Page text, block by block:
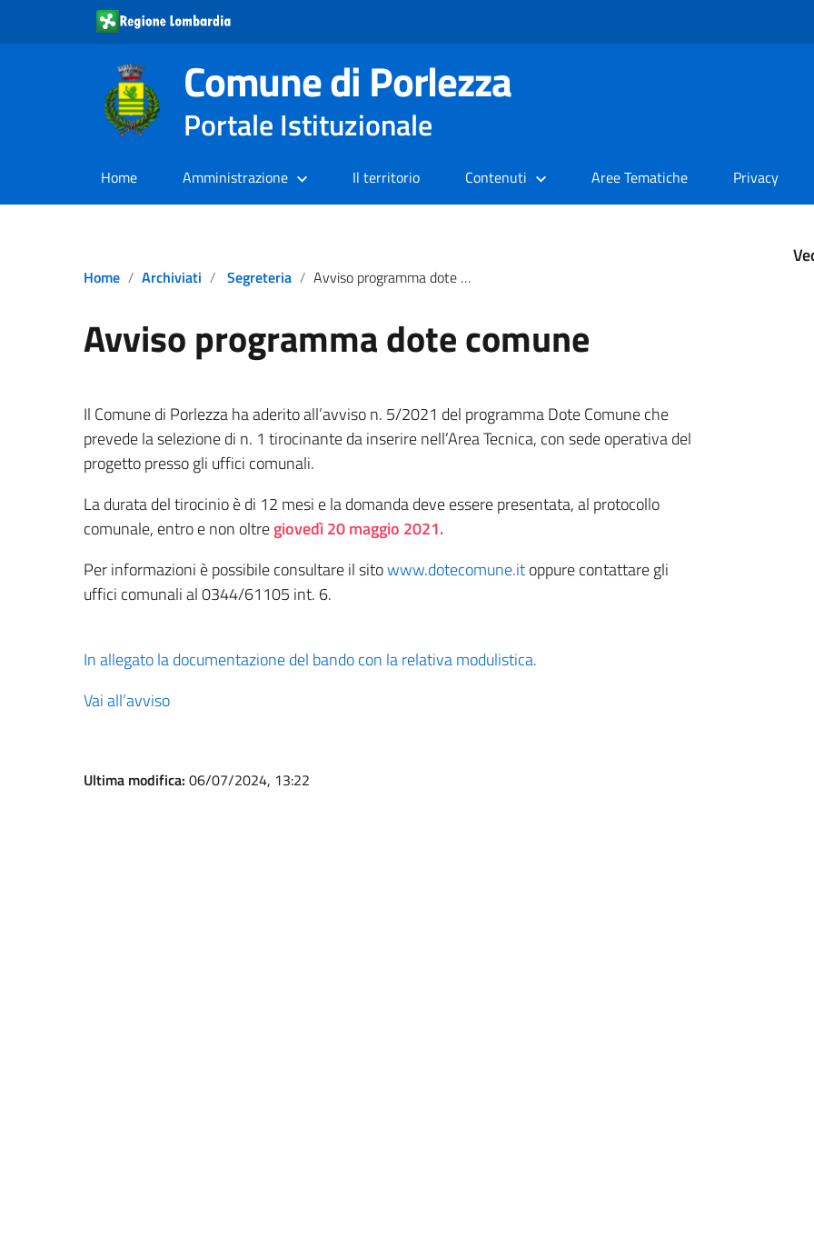
Comune di Porlezza
Portale Istituzionale
Home Amministrazione Il territorio Contenuti Aree Tematiche Privacy
Home Archiviati Segreteria Avviso programma dote comune
Avviso programma dote comune
Il Comune di Porlezza ha aderito all’avviso n. 5/2021 del programma Dote Comune che
prevede la selezione di n. 1 tirocinante da inserire nell’Area Tecnica, con sede operativa del
progetto presso gli uffici comunali.
La durata del tirocinio è di 12 mesi e la domanda deve essere presentata, al protocollo
comunale, entro e non oltregiovedì 20 maggio 2021.
Per informazioni è possibile consultare il sitowww.dotecomune.itoppure contattare gli
uffici comunali al 0344/61105 int. 6.
In allegato la documentazione del bando con la relativa modulistica.
Vai all’avviso
Ultima modifica: 06/07/2024, 13:22